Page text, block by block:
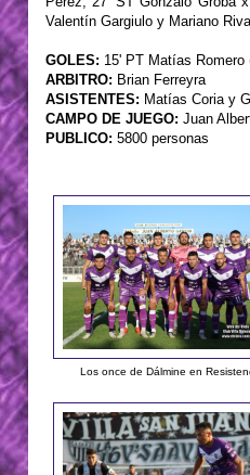
Valentín Gargiulo y Mariano
GOLES: 15' PT Matías Romero
ARBITRO: Brian Ferreyra
ASISTENTES: Matías Coria y
CAMPO DE JUEGO: Juan
PUBLICO: 5800 personas
Los once de Dálmine en